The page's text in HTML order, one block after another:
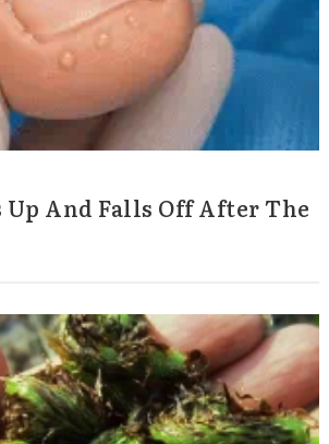
Up And Falls Off After The